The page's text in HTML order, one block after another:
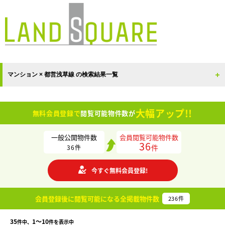
マンション × 都営浅草線 の検索結果一覧
無料会員登録で閲覧可能物件数が大幅アップ!!
一般公開物件数
36件
会員閲覧可能物件数
36件
今すぐ無料会員登録!
会員登録後に閲覧可能になる全掲載物件数 236件
35件中、 1〜10件を表示中